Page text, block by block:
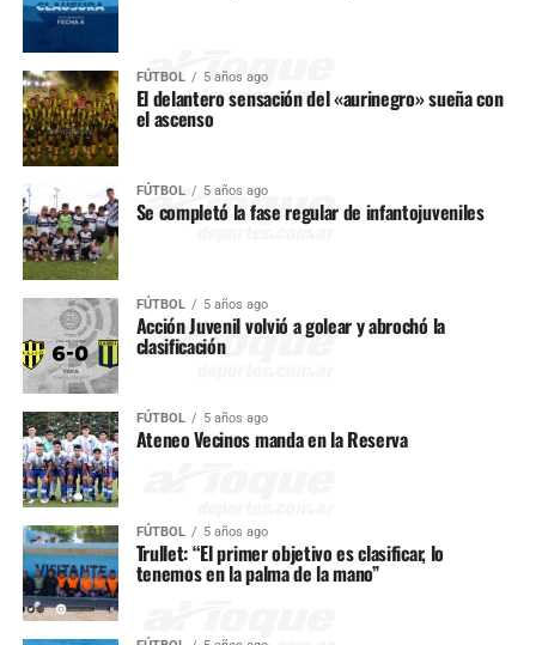
FÚTBOL 5 años ago
El delantero sensación del «aurinegro» sueña con
el ascenso
FÚTBOL 5 años ago
Se completó la fase regular de infantojuveniles
FÚTBOL 5 años ago
Acción Juvenil volvió a golear y abrochó la
clasificación
FÚTBOL 5 años ago
Ateneo Vecinos manda en la Reserva
FÚTBOL 5 años ago
Trullet: “El primer objetivo es clasificar, lo
tenemos en la palma de la mano”